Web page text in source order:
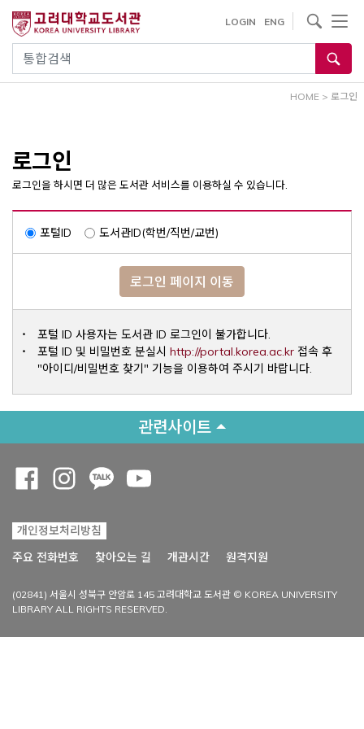
건
통합검색
LOGIN ENG
사이트내 검색
HOME > 로그인
로그인
로그인을 하시면 더 많은 도서관 서비스를 이용하실 수 있습니다.
포털ID 도서관ID(학번/직번/교번)
로그인 페이지 이동
포털 ID 사용자는 도서관 ID 로그인이 불가합니다.
포털 ID 및 비밀번호 분실시 http://portal.korea.ac.krOpens a
접속 후
"아이디/비밀번호 찾기" 기능을 이용하여 주시기 바랍니다.
관련사이트
개인정보처리방침
주요 전화번호
찾아오는 길 개관시간 원격지원
(02841) 서울시 성북구 안암로 145 고려대학교 도서관 © KOREA UNIVERSITY
LIBRARY ALL RIGHTS RESERVED.
Opens a new window
Opens a new window
Opens a new window